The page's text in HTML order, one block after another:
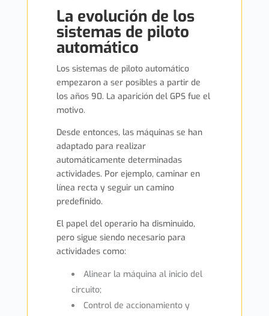
La evolución de los
sistemas de piloto
automático
Los sistemas de piloto automático
empezaron a ser posibles a partir de
los años 90. La aparición del GPS fue el
motivo.
Desde entonces, las máquinas se han
adaptado para realizar
automáticamente determinadas
actividades. Por ejemplo, caminar en
línea recta y seguir un camino
predefinido.
El papel del operario ha disminuido,
pero sigue siendo necesario para
actividades como:
Alinear la máquina al inicio del
circuito;
Control de accionamiento y